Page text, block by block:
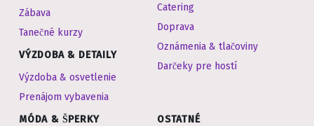
Zábava
Tanečné kurzy
VÝZDOBA & DETAILY
Výzdoba & osvetlenie
Prenájom vybavenia
Catering
Doprava
Oznámenia & tlačoviny
Darčeky pre hostí
MÓDA & ŠPERKY
OSTATNÉ